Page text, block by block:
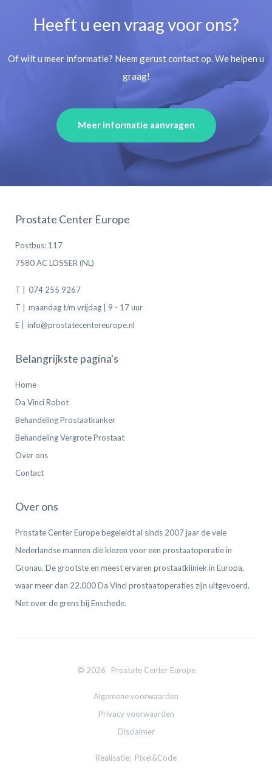
Heeft u een vraag voor ons?
Of wilt u meer informatie? Neem gerust contact op. We helpen u
graag!
Meer informatie aanvragen
Prostate Center Europe
Postbus: 117
7580 AC LOSSER (NL)
T |
074 255 9267
T |
maandag t/m vrijdag | 9 - 17 uur
E |
info@prostatecentereurope.nl
Belangrijkste pagina's
Home
Da Vinci Robot
Behandeling Prostaatkanker
Behandeling Vergrote Prostaat
Over ons
Contact
Over ons
Prostate Center Europe begeleidt al sinds 2007 jaar de vele
Nederlandse mannen die kiezen voor een prostaatoperatie in
Gronau. De grootste en meest ervaren prostaatkliniek in Europa,
waar meer dan 22.000 Da Vinci prostaatoperaties zijn uitgevoerd.
Net over de grens bij Enschede.
© 2026 Prostate Center Europe
Algemene voorwaarden
Privacy voorwaarden
Disclaimer
Realisatie: Pixel&Code